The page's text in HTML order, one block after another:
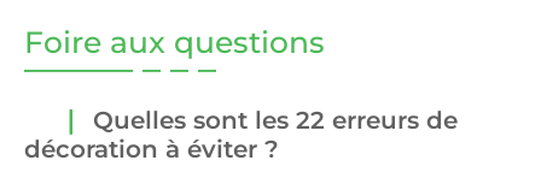
Foire aux questions
Quelles sont les 22 erreurs de
décoration à éviter ?